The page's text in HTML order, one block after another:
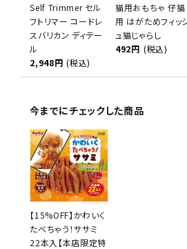
Self Trimmer セル
フトリマー コードレ
スバリカン ディテー
ル
2,948円 (税込)
猫用おもちゃ 仔猫
用 はがためフィッ
ュ猫じゃらし
492円 (税込)
今までにチェックした商品
【15%OFF】かわいく
たべちゃう！ササミ
22本入【本店限定特